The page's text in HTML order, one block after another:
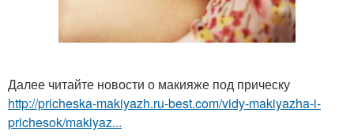
Далее читайте новости о макияже под прическу
http://pricheska-makiyazh.ru-best.com/vidy-makiyazha-i-
prichesok/makiyaz...